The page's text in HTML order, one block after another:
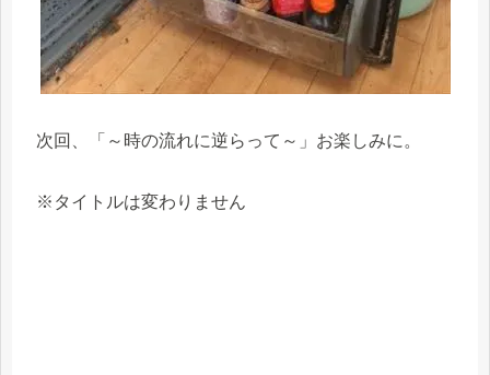
次回、「～時の流れに逆らって～」お楽しみに。
※タイトルは変わりません